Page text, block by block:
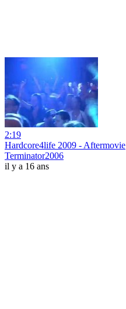
2:19
Hardcore4life 2009 - Aftermovie
Terminator2006
il y a 16 ans